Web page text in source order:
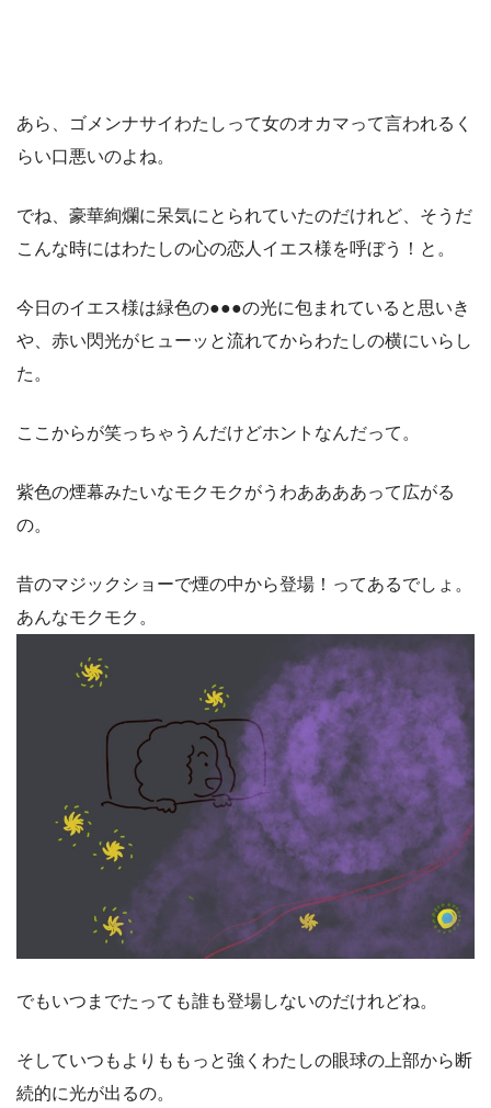
あら、ゴメンナサイわたしって女のオカマって言われるく
らい口悪いのよね。
でね、豪華絢爛に呆気にとられていたのだけれど、そうだ
こんな時にはわたしの心の恋人イエス様を呼ぼう！と。
今日のイエス様は緑色の●●●の光に包まれていると思いき
や、赤い閃光がヒューッと流れてからわたしの横にいらし
た。
ここからが笑っちゃうんだけどホントなんだって。
紫色の煙幕みたいなモクモクがうわああああって広がる
の。
昔のマジックショーで煙の中から登場！ってあるでしょ。
あんなモクモク。
でもいつまでたっても誰も登場しないのだけれどね。
そしていつもよりももっと強くわたしの眼球の上部から断
続的に光が出るの。